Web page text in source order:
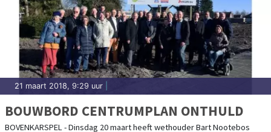
21 maart 2018, 9:29 uur
BOUWBORD CENTRUMPLAN ONTHULD
BOVENKARSPEL - Dinsdag 20 maart heeft wethouder Bart Nootebos